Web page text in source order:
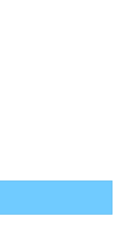
Menge